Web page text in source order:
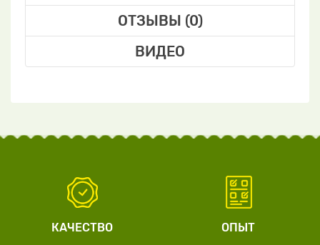
ОТЗЫВЫ (0)
ВИДЕО
КАЧЕСТВО ОПЫТ